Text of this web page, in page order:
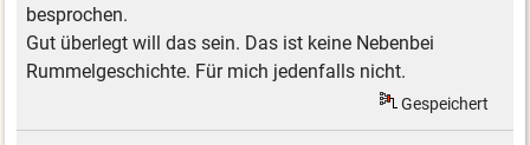
besprochen.
Gut überlegt will das sein. Das ist keine Nebenbei
Rummelgeschichte. Für mich jedenfalls nicht.
Gespeichert